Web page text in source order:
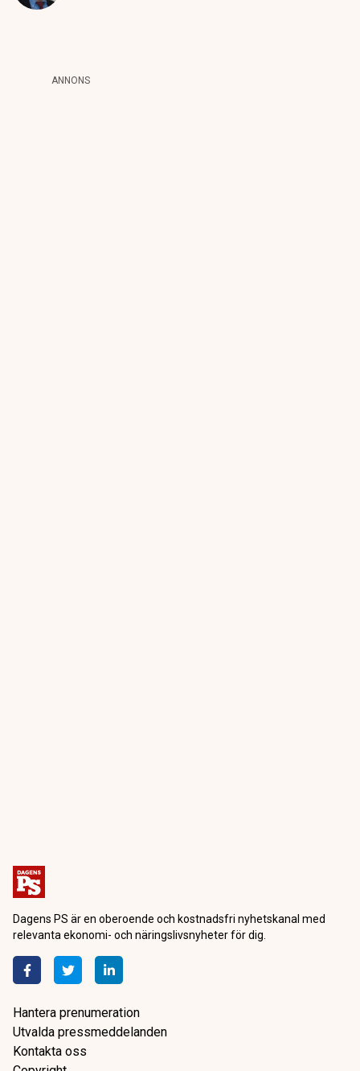
ANNONS
Dagens PS är en oberoende och kostnadsfri nyhetskanal med
relevanta ekonomi- och näringslivsnyheter för dig.
Hantera prenumeration
Utvalda pressmeddelanden
Kontakta oss